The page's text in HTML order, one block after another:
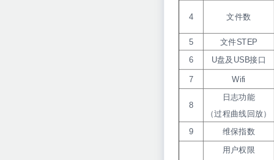
4 文件数
5
文件STEP
6
U盘及USB接口
7 Wifi
8
日志功能
（过程曲线回放）
9 维保指数
用户权限